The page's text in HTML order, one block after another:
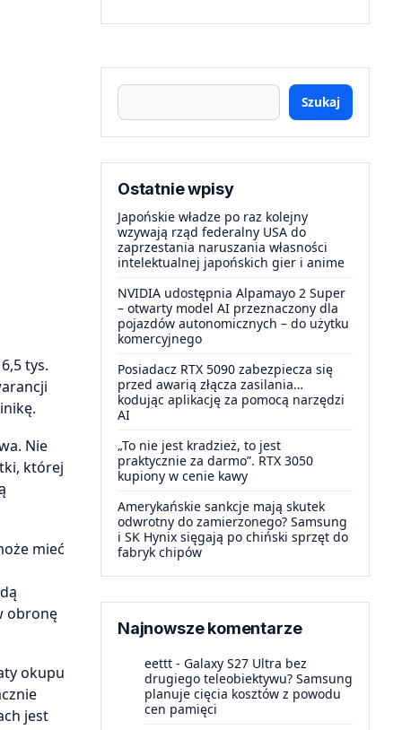
tys.
Nie
której
mieć
obronę
okupu
jest
Szukaj
Ostatnie wpisy
Japońskie władze po raz kolejny
wzywają rząd federalny USA do
zaprzestania naruszania własności
intelektualnej japońskich gier i anime
NVIDIA udostępnia Alpamayo 2 Super
– otwarty model AI przeznaczony dla
pojazdów autonomicznych – do użytku
komercyjnego
Posiadacz RTX 5090 zabezpiecza się
przed awarią złącza zasilania…
kodując aplikację za pomocą narzędzi
AI
„To nie jest kradzież, to jest
praktycznie za darmo”. RTX 3050
kupiony w cenie kawy
Amerykańskie sankcje mają skutek
odwrotny do zamierzonego? Samsung
i SK Hynix sięgają po chiński sprzęt do
fabryk chipów
Najnowsze komentarze
eettt - Galaxy S27 Ultra bez
drugiego teleobiektywu? Samsung
planuje cięcia kosztów z powodu
cen pamięci